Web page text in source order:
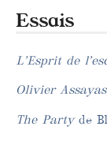
Essais
L’Esprit de
Olivier
The Partyde